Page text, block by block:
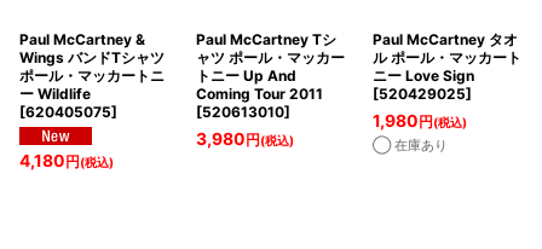
絞り込む
Paul McCartney &
Wings バンドTシャツ
ポール・マッカートニ
ー Wildlife
[620405075]
4,180円(税込)
Paul McCartney Tシ
ャツ ポール・マッカー
トニー Up And
Coming Tour 2011
[520613010]
3,980 円 (税込)
Paul McCartney タオ
ル ポール・マッカート
ニー Love Sign
[520429025]
1,980 円 (税込)
◯ 在庫あり